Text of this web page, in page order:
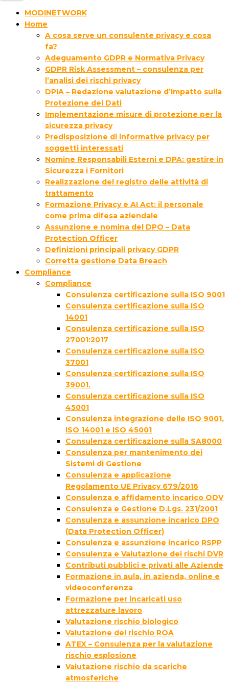
MODINETWORK
Home
A cosa serve un consulente privacy e cosa
fa?
Adeguamento GDPR e Normativa Privacy
GDPR Risk Assessment – consulenza per
l’analisi dei rischi privacy
DPIA – Redazione valutazione d’Impatto sulla
Protezione dei Dati
Implementazione misure di protezione per la
sicurezza privacy
Predisposizione di informative privacy per
soggetti interessati
Nomine Responsabili Esterni e DPA: gestire in
Sicurezza i Fornitori
Realizzazione del registro delle attività di
trattamento
Formazione Privacy e AI Act: il personale
come prima difesa aziendale
Assunzione e nomina del DPO – Data
Protection Officer
Definizioni principali privacy GDPR
Corretta gestione Data Breach
Compliance
Compliance
Consulenza certificazione sulla ISO 9001
Consulenza certificazione sulla ISO
14001
Consulenza certificazione sulla ISO
27001:2017
Consulenza certificazione sulla ISO
37001
Consulenza certificazione sulla ISO
39001.
Consulenza certificazione sulla ISO
45001
Consulenza integrazione delle ISO 9001,
ISO 14001 e ISO 45001
Consulenza certificazione sulla SA8000
Consulenza per mantenimento dei
Sistemi di Gestione
Consulenza e applicazione
Regolamento UE Privacy 679/2016
Consulenza e affidamento incarico ODV
Consulenza e Gestione D.Lgs. 231/2001
Consulenza e assunzione incarico DPO
(Data Protection Officer)
Consulenza e assunzione incarico RSPP
Consulenza e Valutazione dei rischi DVR
Contributi pubblici e privati alle Aziende
Formazione in aula, in azienda, online e
videoconferenza
Formazione per incaricati uso
attrezzature lavoro
Valutazione rischio biologico
Valutazione del rischio ROA
ATEX – Consulenza per la valutazione
rischio esplosione
Valutazione rischio da scariche
atmosferiche